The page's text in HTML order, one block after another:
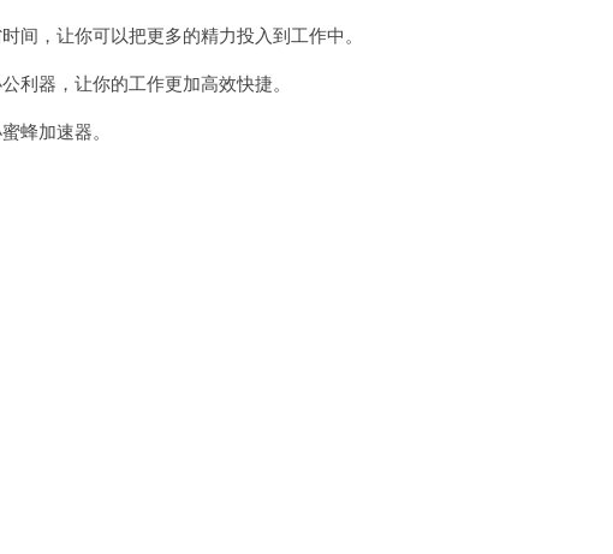
，让你可以把更多的精力投入到工作中。
器，让你的工作更加高效快捷。
加速器。